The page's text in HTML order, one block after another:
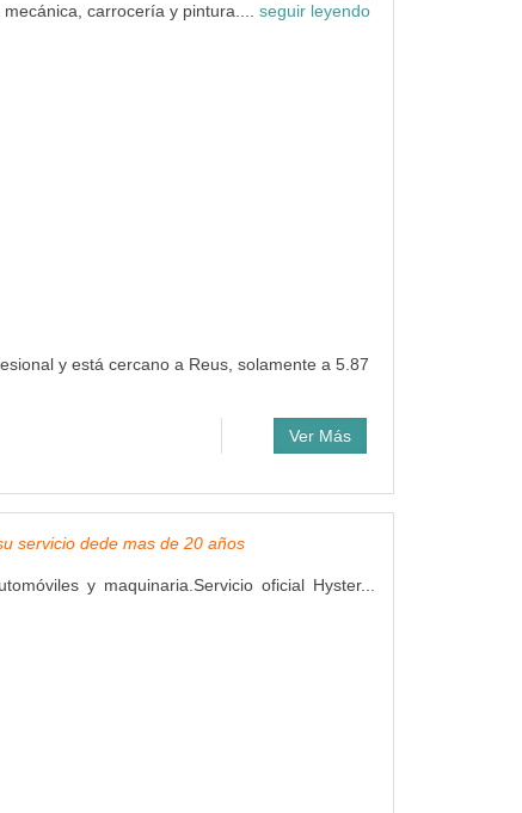
carrocería y pintura.... seguir leyendo
y está cercano a Reus, solamente a 5.87
Ver Más
servicio dede mas de 20 años
y maquinaria.Servicio oficial Hyster...